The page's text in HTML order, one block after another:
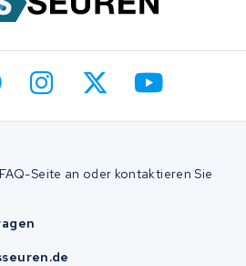
Seite an oder kontaktieren Sie